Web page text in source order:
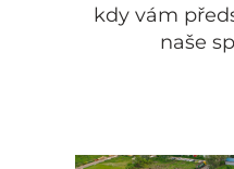
kdy vám
naše